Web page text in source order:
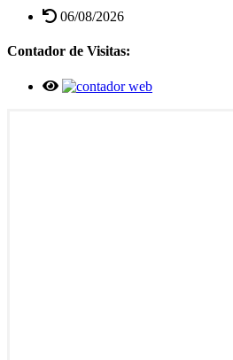
06/08/2026
Contador de Visitas: